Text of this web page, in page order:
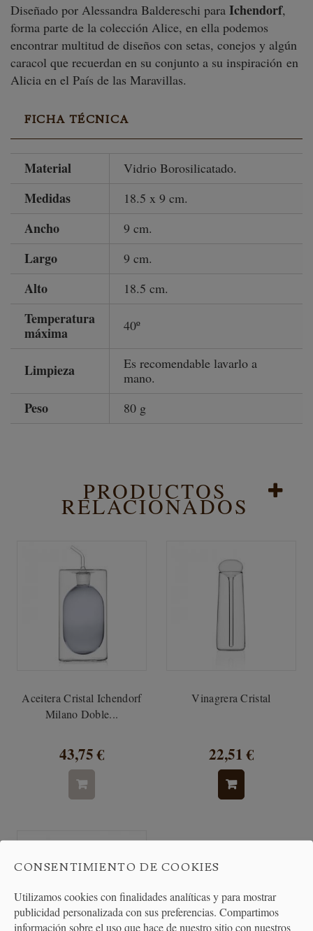
Diseñado por Alessandra Baldereschi para Ichendorf,
forma parte de la colección Alice, en ella podemos
encontrar multitud de diseños con setas, conejos y algún
caracol que recuerdan en su conjunto a su inspiración en
Alicia en el País de las Maravillas.
FICHA TÉCNICA
Material Vidrio Borosilicatado.
Medidas 18.5 x 9 cm.
Ancho 9 cm.
Largo 9 cm.
Alto 18.5 cm.
Temperatura
máxima
40º
Limpieza
Es recomendable lavarlo a
mano.
Peso 80 g
PRODUCTOS
RELACIONADOS
Aceitera Cristal Ichendorf
Milano Doble...
43,75 €
Vinagrera Cristal
22,51 €
CONSENTIMIENTO DE COOKIES
Utilizamos cookies con finalidades analíticas y para mostrar
publicidad personalizada con sus preferencias. Compartimos
información sobre el uso que hace de nuestro sitio con nuestros